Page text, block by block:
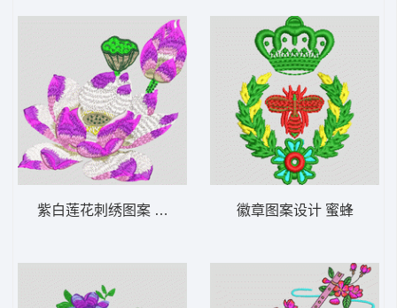
紫白莲花刺绣图案 靓花 荷花 徽章图案设计 蜜蜂